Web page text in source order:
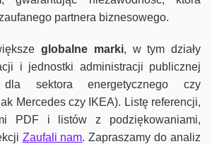
partnera biznesowego.
globalne marki, w tym działy
i jednostki administracji publicznej
sektora energetycznego czy
Mercedes czy IKEA). Listę referencji,
PDF i listów z podziękowaniami,
Zaufali nam. Zapraszamy do analiz